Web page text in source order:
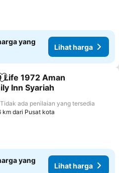
yang
Lihat harga
Tambahkan ke favorit
Life 1972 Aman
Inn Syariah
Tidak ada penilaian yang tersedia
km dari Pusat kota
yang
Lihat harga